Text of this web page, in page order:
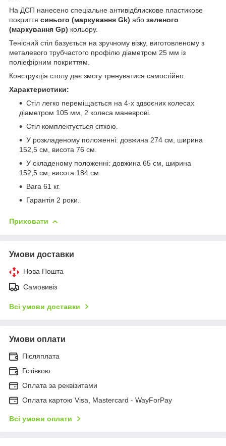
На ДСП нанесено спеціальне антивідблискове пластикове
покриття синього (маркування Gk) або зеленого
(маркування Gp) кольору.
Тенісний стіл базується на зручному візку, виготовленому з
металевого трубчастого профілю діаметром 25 мм із
поліефірним покриттям.
Конструкція столу дає змогу тренуватися самостійно.
Характеристики:
Стіл легко переміщається на 4-х здвоєних колесах
діаметром 105 мм, 2 колеса маневрові.
Стіл комплектується сіткою.
У розкладеному положенні: довжина 274 см, ширина
152,5 см, висота 76 см.
У складеному положенні: довжина 65 см, ширина
152,5 см, висота 184 см.
Вага 61 кг.
Гарантія 2 роки.
Приховати
Умови доставки
Нова Пошта
Самовивіз
Всі умови доставки
Умови оплати
Післяплата
Готівкою
Оплата за реквізитами
Оплата картою Visa, Mastercard - WayForPay
Всі умови оплати